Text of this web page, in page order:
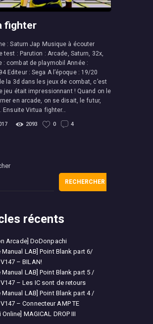
fighter
: Saturn Jap Musique à écouter
test : Parution : Arcade, Saturn, 32x,
: combat de playmobil Année :
Editeur : Sega A l’époque : 19/20
la 3d dans les jeux de combat, c’est
jeu était impressionnant ! Quand on le
en arcade, on se disait, le futur,
Ensuite Virtua fighter…
2093 0 4
RECHERCHER
récents
Arcade] DoDonpachi
Manual LAB] Point Blank part 6/
– BILAN!
Manual LAB] Point Blank part 5 /
– Les IC sont de retours
Manual LAB] Point Blank part 4 /
– Connecteur AMP TE
Online] MAGICAL DROP III